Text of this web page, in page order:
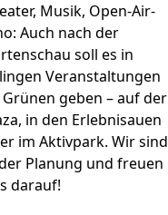
Musik, Open-Air-
Auch nach der
soll es in
Veranstaltungen
geben – auf der
in den Erlebnisauen
im Aktivpark. Wir sind
Planung und freuen
darauf!